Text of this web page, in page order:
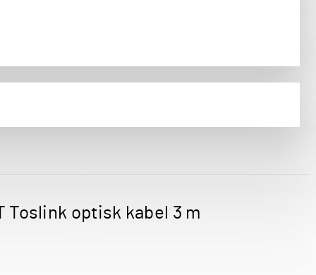
Toslink optisk kabel 3 m